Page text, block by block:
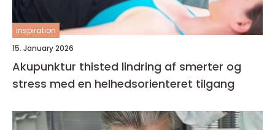
inspiration
15. January 2026
Akupunktur thisted lindring af smerter og
stress med en helhedsorienteret tilgang